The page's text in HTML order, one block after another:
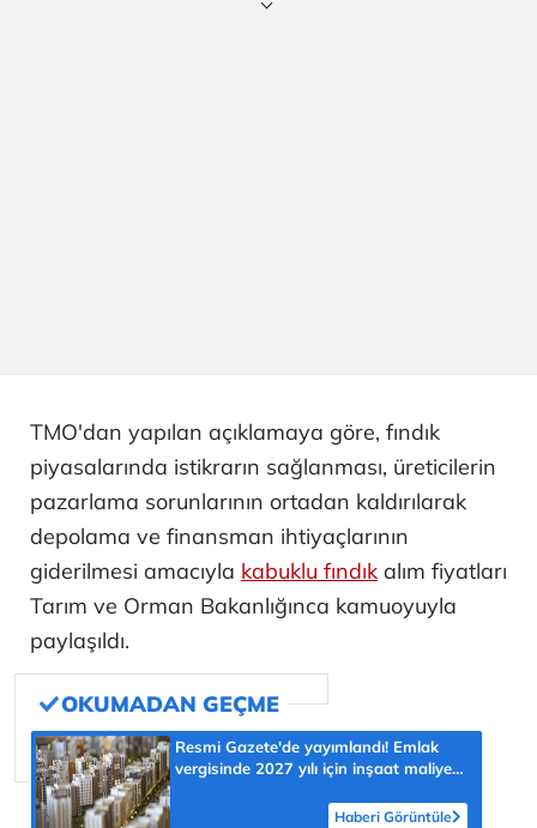
TMO'dan yapılan açıklamaya göre, fındık
piyasalarında istikrarın sağlanması, üreticilerin
pazarlama sorunlarının ortadan kaldırılarak
depolama ve finansman ihtiyaçlarının
giderilmesi amacıyla kabuklu fındık alım fiyatları
Tarım ve Orman Bakanlığınca kamuoyuyla
paylaşıldı.
Resmi Gazete'de yayımlandı! Emlak
vergisinde 2027 yılı için inşaat maliyet
Haberi Görüntüle